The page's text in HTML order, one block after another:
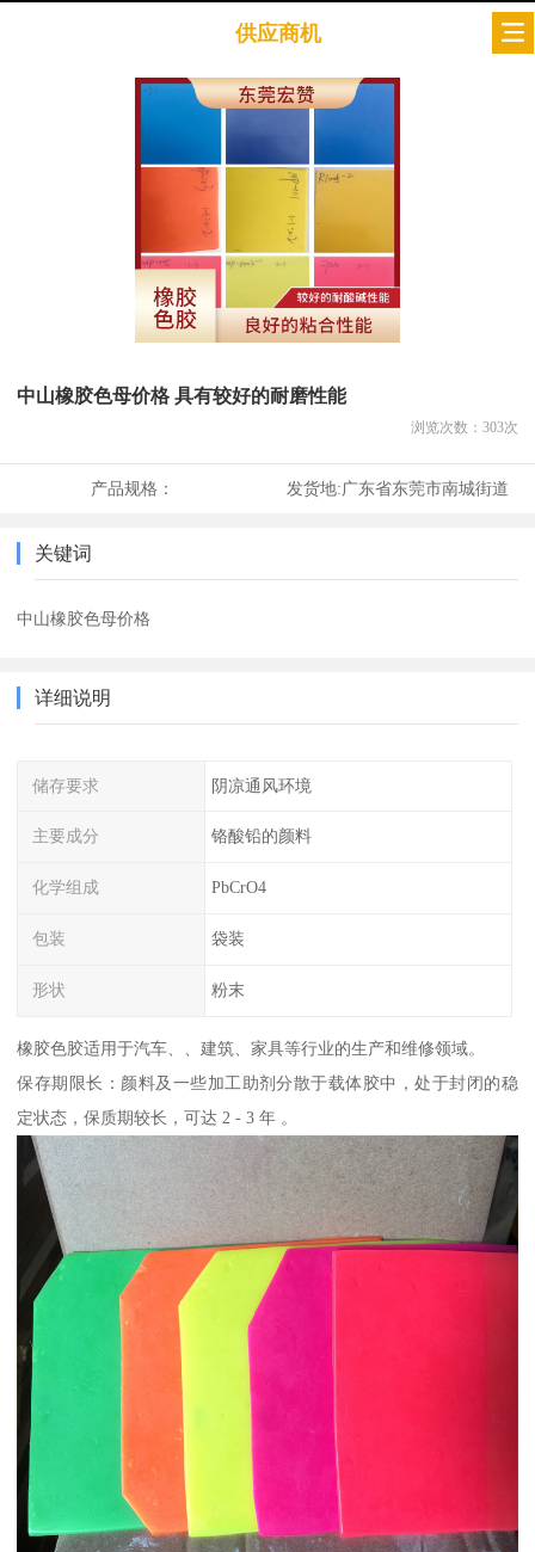
供应商机
中山橡胶色母价格 具有较好的耐磨性能
浏览次数： 303次
产品规格： 发货地:广东省东莞市南城街道
关键词
中山橡胶色母价格
详细说明
储存要求 阴凉通风环境
主要成分 铬酸铅的颜料
化学组成 PbCrO4
包装 袋装
形状 粉末
橡胶色胶适用于汽车、、建筑、家具等行业的生产和维修领域。
保存期限长：颜料及一些加工助剂分散于载体胶中，处于封闭的稳
定状态，保质期较长，可达 2 - 3 年 。